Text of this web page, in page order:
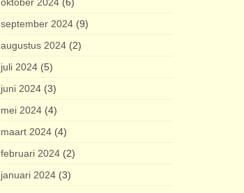
oktober 2024(6)
september 2024(9)
augustus 2024(2)
juli 2024(5)
juni 2024(3)
mei 2024(4)
maart 2024(4)
februari 2024(2)
januari 2024(3)